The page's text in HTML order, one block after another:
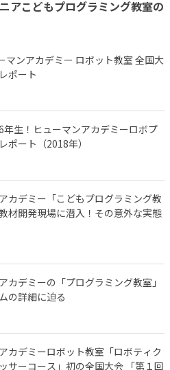
アこどもプログラミング教室の
マンアカデミー ロボット教室 全国大
ポート
年生！ヒューマンアカデミーロボプ
ポート（2018年）
カデミー「こどもプログラミング教
材開発現場に潜入！その意外な実態
カデミーの「プログラミング教室」
の詳細に迫る
カデミーロボット教室「ロボティク
サーコース」初の全国大会 「第１回